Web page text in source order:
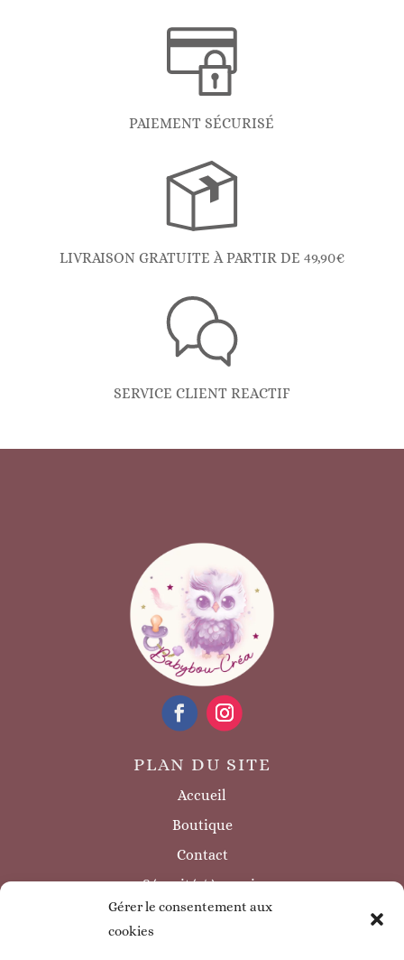
Gérer le consentement aux
cookies
PAIEMENT SÉCURISÉ
LIVRAISON GRATUITE À PARTIR DE 49,90€
SERVICE CLIENT REACTIF
PLAN DU SITE
Accueil
Boutique
Contact
Sécurité / à savoir
INFORMATIONS LÉGALES
Mentions légales